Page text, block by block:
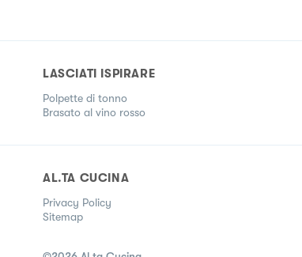
LASCIATI ISPIRARE
Polpette di tonno
Brasato al vino rosso
AL.TA CUCINA
Privacy Policy
Sitemap